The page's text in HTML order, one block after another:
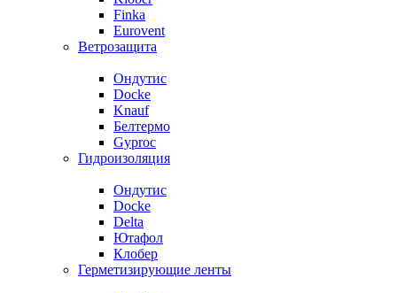
Finka
Eurovent
Ветрозащита
Ондутис
Docke
Knauf
Белтермо
Gyproc
Гидроизоляция
Ондутис
Docke
Delta
Ютафол
Клобер
Герметизирующие ленты